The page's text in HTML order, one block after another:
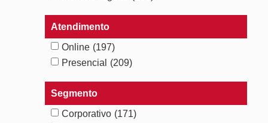
Atendimento
Online (197)
Presencial
(209)
Segmento
Corporativo (171)